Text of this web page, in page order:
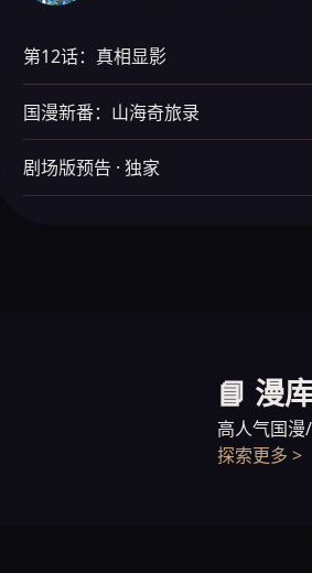
第12话：真相显影
国漫新番：山海奇旅录
剧场版预告 · 独家
📘 漫
高人气国漫
探索更多 >